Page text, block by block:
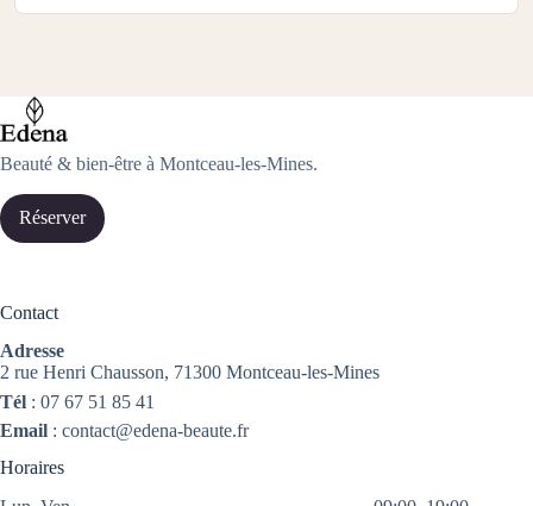
Beauté & bien-être à Montceau-les-Mines.
Réserver
Contact
Adresse
2 rue Henri Chausson, 71300 Montceau-les-Mines
Tél : 07 67 51 85 41
Email : contact@edena-beaute.fr
Horaires